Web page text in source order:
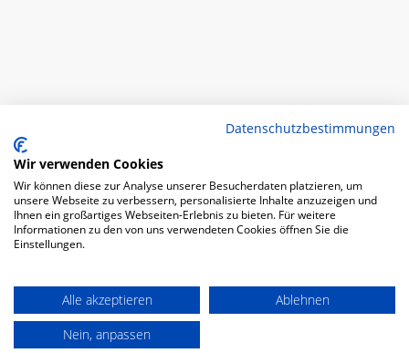
Datenschutzbestimmungen
Wir verwenden Cookies
Wir können diese zur Analyse unserer Besucherdaten platzieren, um
unsere Webseite zu verbessern, personalisierte Inhalte anzuzeigen und
Ihnen ein großartiges Webseiten-Erlebnis zu bieten. Für weitere
Informationen zu den von uns verwendeten Cookies öffnen Sie die
Einstellungen.
Alle akzeptieren
Ablehnen
Nein, anpassen